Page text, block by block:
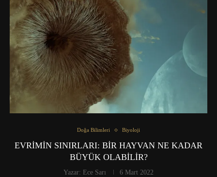
Doğa Bilimleri Biyoloji
EVRİMİN SINIRLARI: BİR HAYVAN NE KADAR
BÜYÜK OLABİLİR?
Yazar: Ece Sarı 6 Mart 2022